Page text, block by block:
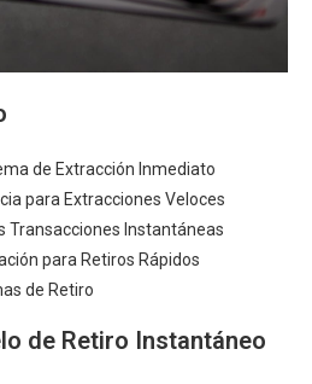
de Extracción Inmediato
para Extracciones Veloces
Transacciones Instantáneas
para Retiros Rápidos
de Retiro
de Retiro Instantáneo